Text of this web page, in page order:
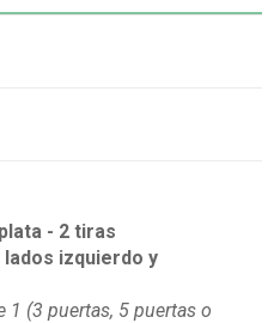
- 2 tiras
lados izquierdo y
1 (3 puertas, 5 puertas o